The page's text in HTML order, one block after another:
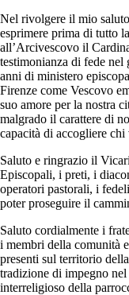
Nel rivolgere il mio
esprimere prima di tutto
all’Arcivescovo il
testimonianza di fede nel
anni di ministero
Firenze come Vescovo
suo amore per la nostra
malgrado il carattere di
capacità di accogliere
Saluto e ringrazio il
Episcopali, i preti, i
operatori pastorali, i
poter proseguire il
Saluto cordialmente i
i membri della comunità
presenti sul territorio
tradizione di impegno
interreligioso della